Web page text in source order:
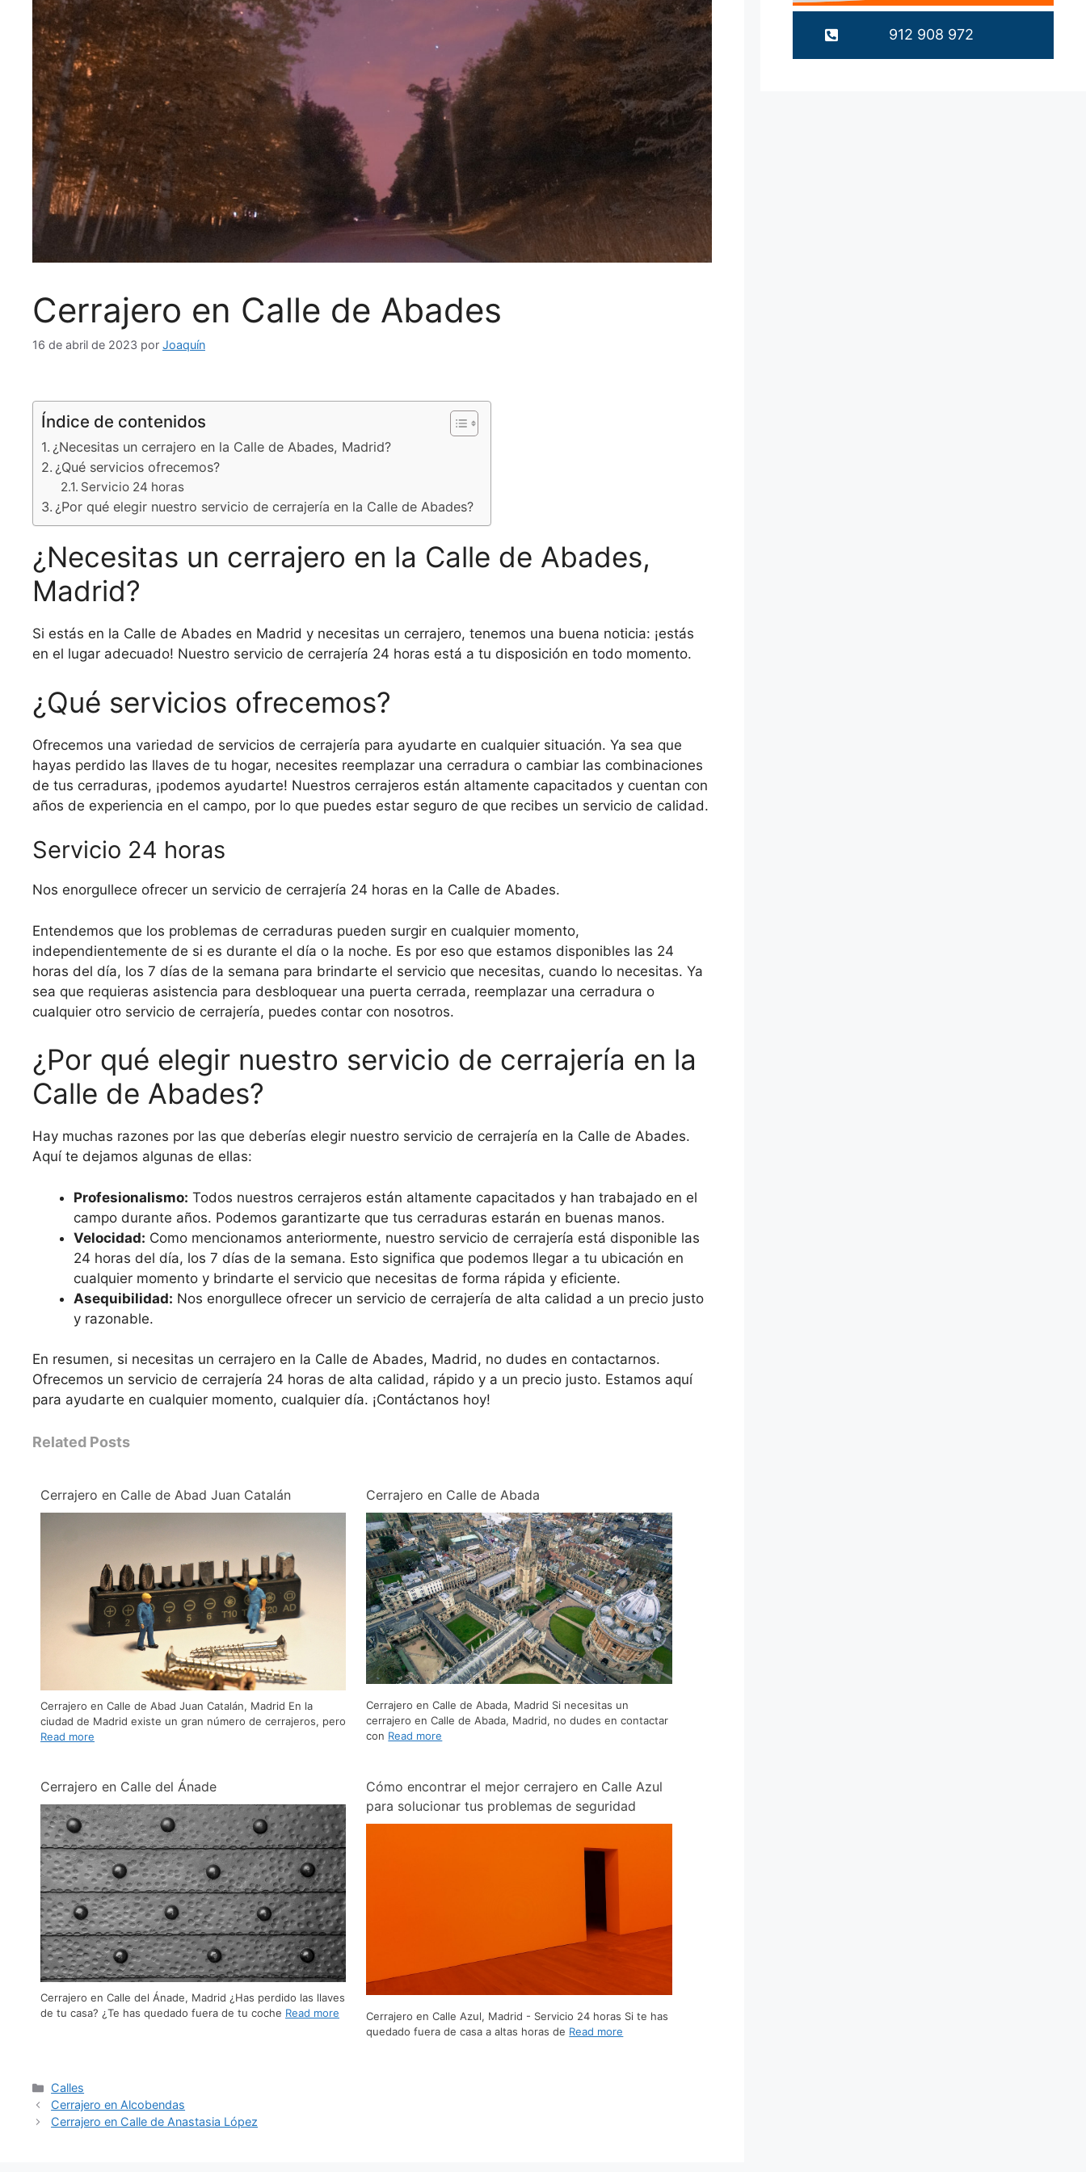
Cerrajero en Calle de Abades
16 de abril de 2023 por Joaquín
Índice de contenidos
¿Necesitas un cerrajero en la Calle de Abades, Madrid?
¿Qué servicios ofrecemos?
Servicio 24 horas
¿Por qué elegir nuestro servicio de cerrajería en la Calle de Abades?
¿Necesitas un cerrajero en la Calle de Abades,
Madrid?
Si estás en la Calle de Abades en Madrid y necesitas un cerrajero, tenemos una buena noticia: ¡estás
en el lugar adecuado! Nuestro servicio de cerrajería 24 horas está a tu disposición en todo momento.
¿Qué servicios ofrecemos?
Ofrecemos una variedad de servicios de cerrajería para ayudarte en cualquier situación. Ya sea que
hayas perdido las llaves de tu hogar, necesites reemplazar una cerradura o cambiar las combinaciones
de tus cerraduras, ¡podemos ayudarte! Nuestros cerrajeros están altamente capacitados y cuentan con
años de experiencia en el campo, por lo que puedes estar seguro de que recibes un servicio de calidad.
Servicio 24 horas
Nos enorgullece ofrecer un servicio de cerrajería 24 horas en la Calle de Abades.
Entendemos que los problemas de cerraduras pueden surgir en cualquier momento,
independientemente de si es durante el día o la noche. Es por eso que estamos disponibles las 24
horas del día, los 7 días de la semana para brindarte el servicio que necesitas, cuando lo necesitas. Ya
sea que requieras asistencia para desbloquear una puerta cerrada, reemplazar una cerradura o
cualquier otro servicio de cerrajería, puedes contar con nosotros.
¿Por qué elegir nuestro servicio de cerrajería en la
Calle de Abades?
Hay muchas razones por las que deberías elegir nuestro servicio de cerrajería en la Calle de Abades.
Aquí te dejamos algunas de ellas:
Profesionalismo: Todos nuestros cerrajeros están altamente capacitados y han trabajado en el
campo durante años. Podemos garantizarte que tus cerraduras estarán en buenas manos.
Velocidad: Como mencionamos anteriormente, nuestro servicio de cerrajería está disponible las
24 horas del día, los 7 días de la semana. Esto significa que podemos llegar a tu ubicación en
cualquier momento y brindarte el servicio que necesitas de forma rápida y eficiente.
Asequibilidad: Nos enorgullece ofrecer un servicio de cerrajería de alta calidad a un precio justo
y razonable.
En resumen, si necesitas un cerrajero en la Calle de Abades, Madrid, no dudes en contactarnos.
Ofrecemos un servicio de cerrajería 24 horas de alta calidad, rápido y a un precio justo. Estamos aquí
para ayudarte en cualquier momento, cualquier día. ¡Contáctanos hoy!
Related Posts
Cerrajero en Calle de Abad Juan Catalán
Cerrajero en Calle de Abad Juan Catalán, Madrid En la
ciudad de Madrid existe un gran número de cerrajeros, pero
Read more
Cerrajero en Calle de Abada
Cerrajero en Calle de Abada, Madrid Si necesitas un
cerrajero en Calle de Abada, Madrid, no dudes en contactar
con Read more
Cerrajero en Calle del Ánade
Cerrajero en Calle del Ánade, Madrid ¿Has perdido las llaves
de tu casa? ¿Te has quedado fuera de tu coche Read more
Cómo encontrar el mejor cerrajero en Calle Azul
para solucionar tus problemas de seguridad
Cerrajero en Calle Azul, Madrid - Servicio 24 horas Si te has
quedado fuera de casa a altas horas de Read more
Calles
Cerrajero en Alcobendas
Cerrajero en Calle de Anastasia López
912 908 972